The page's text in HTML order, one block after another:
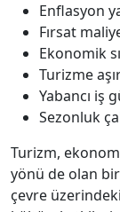
Enflasyon
Fırsat
Ekonomik
Turizme
Yabancı iş
Sezonluk
Turizm,
yönü de olan
çevre